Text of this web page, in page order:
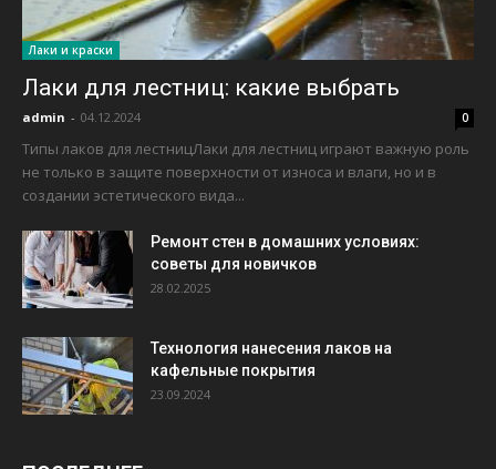
Лаки и краски
Лаки для лестниц: какие выбрать
admin - 04.12.2024 0
Типы лаков для лестницЛаки для лестниц играют важную роль
не только в защите поверхности от износа и влаги, но и в
создании эстетического вида...
Ремонт стен в домашних условиях:
советы для новичков
28.02.2025
Технология нанесения лаков на
кафельные покрытия
23.09.2024